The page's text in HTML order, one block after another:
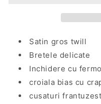
Seville
Seville
Satin gros twill
Bretele delicate
Inchidere cu
croiala bias cu
cusaturi